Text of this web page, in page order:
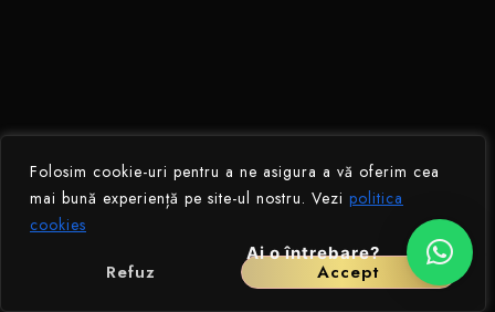
Folosim cookie-uri pentru a ne asigura a vă oferim cea
mai bună experiență pe site-ul nostru. Vezi politica
cookies
Refuz Accept
Ai o întrebare?